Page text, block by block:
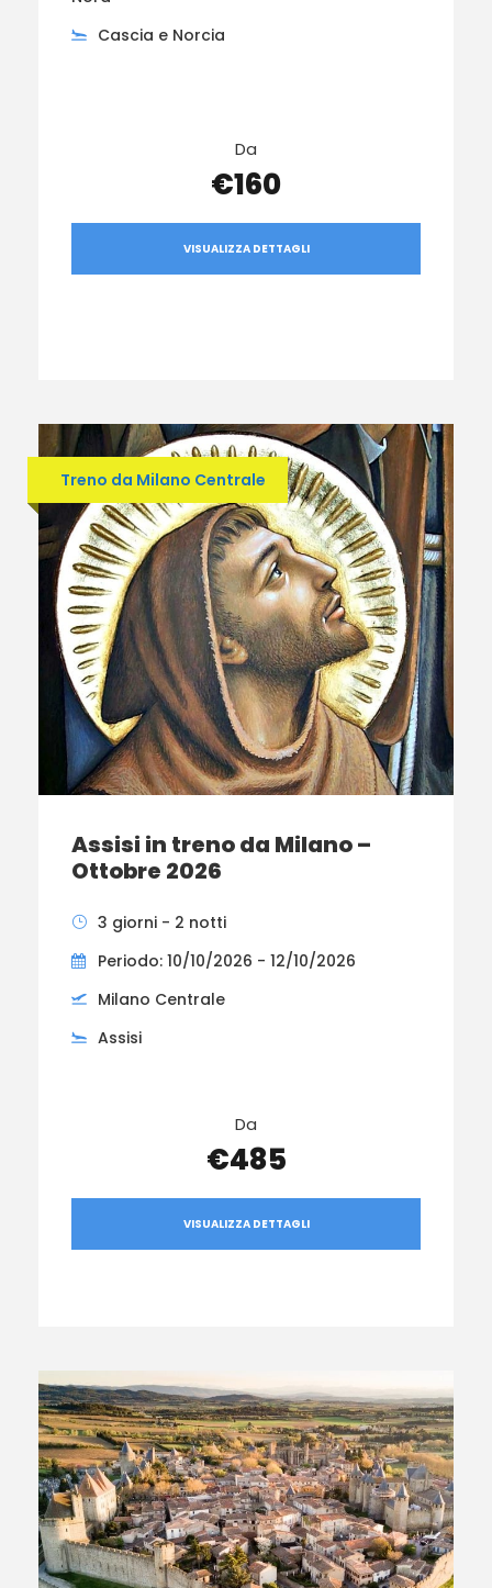
Cascia e Norcia
Da
€160
VISUALIZZA DETTAGLI
Treno da Milano Centrale
Assisi in treno da Milano –
Ottobre 2026
3 giorni - 2 notti
Periodo: 10/10/2026 - 12/10/2026
Milano Centrale
Assisi
Da
€485
VISUALIZZA DETTAGLI